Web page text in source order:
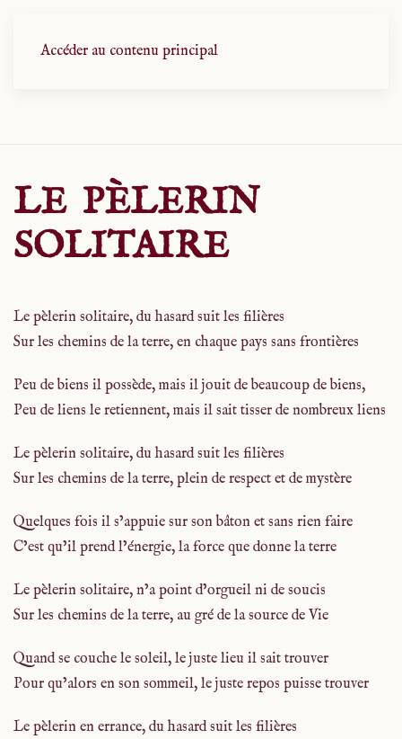
Accéder au contenu principal
LE PÈLERIN
SOLITAIRE
Le pèlerin solitaire, du hasard suit les filières
Sur les chemins de la terre, en chaque pays sans frontières
Peu de biens il possède, mais il jouit de beaucoup de biens,
Peu de liens le retiennent, mais il sait tisser de nombreux liens
Le pèlerin solitaire, du hasard suit les filières
Sur les chemins de la terre, plein de respect et de mystère
Quelques fois il s’appuie sur son bâton et sans rien faire
C’est qu’il prend l’énergie, la force que donne la terre
Le pèlerin solitaire, n’a point d’orgueil ni de soucis
Sur les chemins de la terre, au gré de la source de Vie
Quand se couche le soleil, le juste lieu il sait trouver
Pour qu’alors en son sommeil, le juste repos puisse trouver
Le pèlerin en errance, du hasard suit les filières